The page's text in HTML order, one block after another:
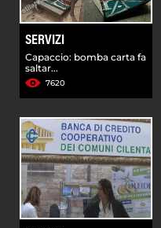
SERVIZI
Capaccio: bomba carta fa
saltar...
7620